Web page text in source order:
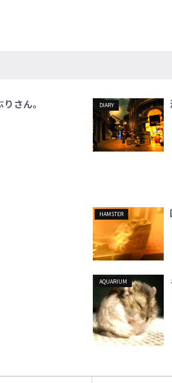
さん。 DIARY
HAMSTER
AQUARIUM